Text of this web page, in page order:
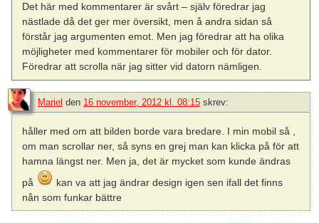
Det här med kommentarer är svårt – själv föredrar jag
nästlade då det ger mer översikt, men å andra sidan så
förstår jag argumenten emot. Men jag föredrar att ha olika
möjligheter med kommentarer för mobiler och för dator.
Föredrar att scrolla när jag sitter vid datorn nämligen.
Mariel den 16 november, 2012 kl. 08:15 skrev:
håller med om att bilden borde vara bredare. I min mobil så ,
om man scrollar ner, så syns en grej man kan klicka på för att
hamna längst ner. Men ja, det är mycket som kunde ändras
på
kan va att jag ändrar design igen sen ifall det finns
nån som funkar bättre